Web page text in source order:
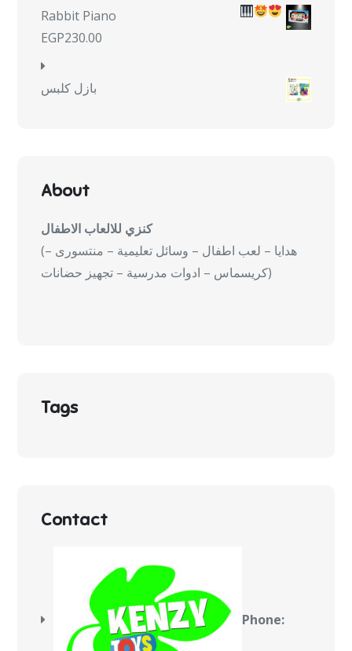
Rabbit Piano
EGP230.00
بازل كلبس
About
كنزي للالعاب الاطفال
(هدايا – لعب اطفال – وسائل تعليمية – منتسورى –
كريسماس – ادوات مدرسية – تجهيز حضانات)
Tags
Contact
Phone: